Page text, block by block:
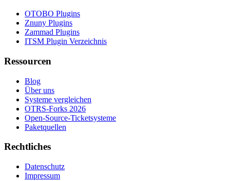
OTOBO Plugins
Znuny Plugins
Zammad Plugins
ITSM Plugin Verzeichnis
Ressourcen
Blog
Über uns
Systeme vergleichen
OTRS-Forks 2026
Open-Source-Ticketsysteme
Paketquellen
Rechtliches
Datenschutz
Impressum